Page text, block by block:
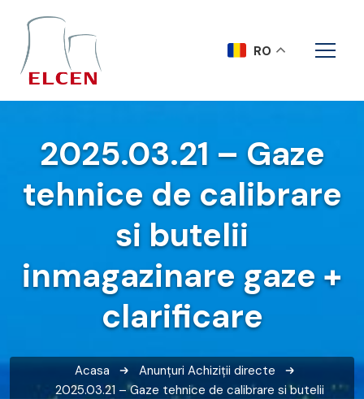
2025.03.21 – Gaze
tehnice de calibrare
si butelii
inmagazinare gaze +
clarificare
Acasa Anunțuri Achiziții directe
2025.03.21 – Gaze tehnice de calibrare si butelii
RO